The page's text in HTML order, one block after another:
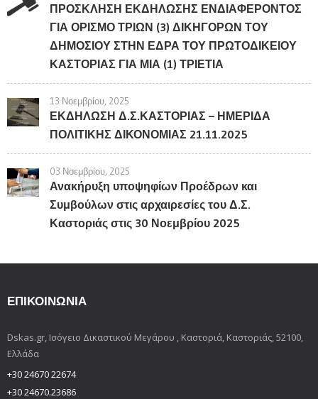
ΠΡΟΣΚΛΗΣΗ ΕΚΔΗΛΩΣΗΣ ΕΝΔΙΑΦΕΡΟΝΤΟΣ
ΓΙΑ ΟΡΙΣΜΟ ΤΡΙΩΝ (3) ΔΙΚΗΓΟΡΩΝ ΤΟΥ
ΔΗΜΟΣΙΟΥ ΣΤΗΝ ΕΔΡΑ ΤΟΥ ΠΡΩΤΟΔΙΚΕΙΟΥ
ΚΑΣΤΟΡΙΑΣ ΓΙΑ ΜΙΑ (1) ΤΡΙΕΤΙΑ
13 Νοεμβρίου, 2025
ΕΚΔΗΛΩΣΗ Δ.Σ.ΚΑΣΤΟΡΙΑΣ – ΗΜΕΡΙΔΑ
ΠΟΛΙΤΙΚΗΣ ΔΙΚΟΝΟΜΙΑΣ 21.11.2025
03 Νοεμβρίου, 2025
Ανακήρυξη υποψηφίων Προέδρων και
Συμβούλων στις αρχαιρεσίες του Δ.Σ.
Καστοριάς στις 30 Νοεμβρίου 2025
ΕΠΙΚΟΙΝΩΝΊΑ
Dskas.gr, Ισόγειο Δικαστικού Μεγάρου , Καστοριά, Καστοριάς, 52100,
Ελλάδα
+30 24670 22674
+30 24670.23686